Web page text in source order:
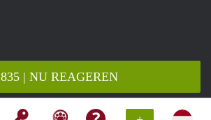
€ 835 | NU REAGEREN